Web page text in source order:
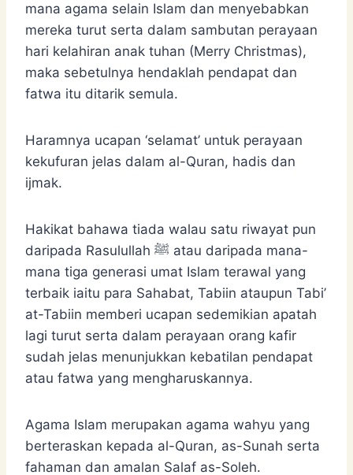
mana agama selain Islam dan menyebabkan
mereka turut serta dalam sambutan perayaan
hari kelahiran anak tuhan (Merry Christmas),
maka sebetulnya hendaklah pendapat dan
fatwa itu ditarik semula.
Haramnya ucapan ‘selamat’ untuk perayaan
kekufuran jelas dalam al-Quran, hadis dan
ijmak.
Hakikat bahawa tiada walau satu riwayat pun
daripada Rasulullah ﷺ atau daripada mana-
mana tiga generasi umat Islam terawal yang
terbaik iaitu para Sahabat, Tabiin ataupun Tabi’
at-Tabiin memberi ucapan sedemikian apatah
lagi turut serta dalam perayaan orang kafir
sudah jelas menunjukkan kebatilan pendapat
atau fatwa yang mengharuskannya.
Agama Islam merupakan agama wahyu yang
berteraskan kepada al-Quran, as-Sunah serta
fahaman dan amalan Salaf as-Soleh.